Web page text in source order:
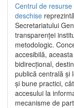
Centrul de
deschise
Secretariatului
transparenței
metodologic.
accesibilă,
bidirecțional,
publică centrală și
și bune practici,
accesului la
mecanisme de